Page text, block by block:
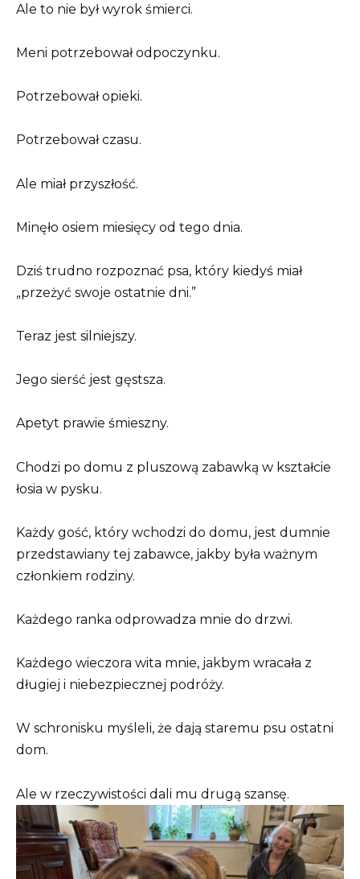
Ale to nie był wyrok śmierci.
Meni potrzebował odpoczynku.
Potrzebował opieki.
Potrzebował czasu.
Ale miał przyszłość.
Minęło osiem miesięcy od tego dnia.
Dziś trudno rozpoznać psa, który kiedyś miał
„przeżyć swoje ostatnie dni.”
Teraz jest silniejszy.
Jego sierść jest gęstsza.
Apetyt prawie śmieszny.
Chodzi po domu z pluszową zabawką w kształcie
łosia w pysku.
Każdy gość, który wchodzi do domu, jest dumnie
przedstawiany tej zabawce, jakby była ważnym
członkiem rodziny.
Każdego ranka odprowadza mnie do drzwi.
Każdego wieczora wita mnie, jakbym wracała z
długiej i niebezpiecznej podróży.
W schronisku myśleli, że dają staremu psu ostatni
dom.
Ale w rzeczywistości dali mu drugą szansę.